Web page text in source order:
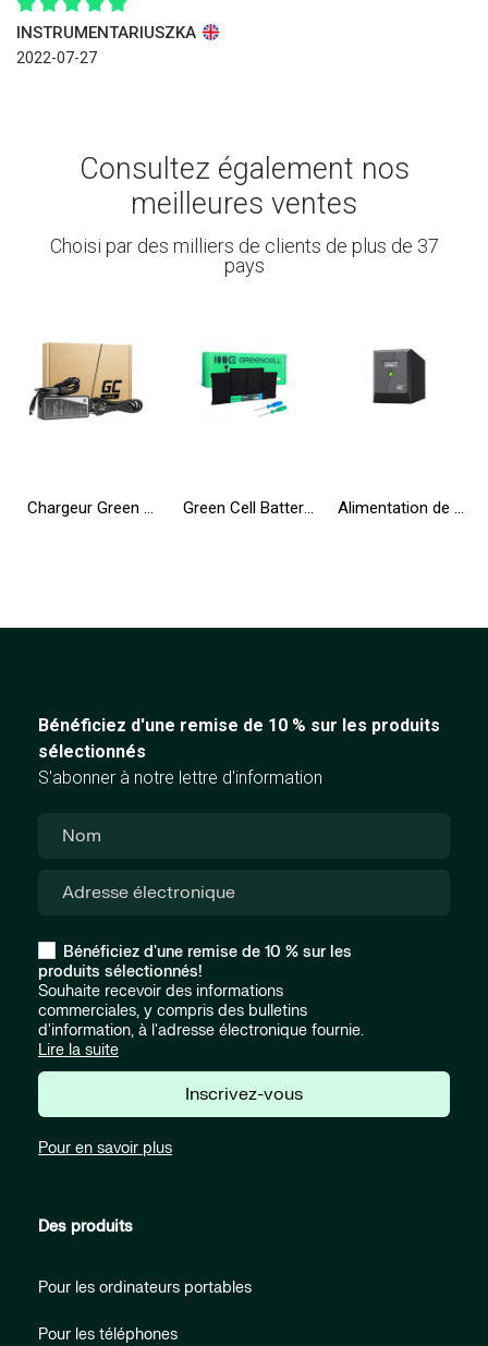
INSTRUMENTARIUSZKA
2022-07-27
Consultez également nos
meilleures ventes
Choisi par des milliers de clients de plus de 37
pays
Chargeur Green Cell PRO 19.5V 4.62A 90W pour Dell Inspiron 15R N5010 N5110 Latitude E6410 E6420 E6430 E6510 E6520 E6530 Green Cell Batterie A1496 A1405 A1377 pour Apple MacBook Air 13 A1466 A1369 (2010, 2011, 2012, 2013, 2014, 2015, 2017) Alimentation de secours UPS Greencell 2000VA 1200W PowerProof avec écran LCD
Bénéficiez d'une remise de 10 % sur les produits
sélectionnés
S'abonner à notre lettre d'information
Bénéficiez d'une remise de 10 % sur les
produits sélectionnés!
Souhaite recevoir des informations
commerciales, y compris des bulletins
d'information, à l'adresse électronique fournie.
Lire la suite
Inscrivez-vous
Pour en savoir plus
Des produits
Pour les ordinateurs portables
Pour les téléphones